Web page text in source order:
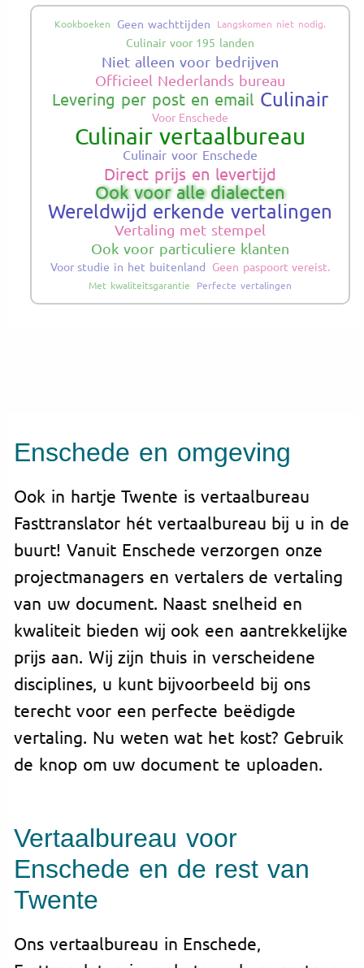
Kookboeken Geen wachttijden Langskomen niet nodig.
Culinair voor 195 landen
Niet alleen voor bedrijven
Officieel Nederlands bureau
Levering per post en email Culinair
Voor Enschede
Culinair vertaalbureau
Culinair voor Enschede
Direct prijs en levertijd
Ook voor alle dialecten
Wereldwijd erkende vertalingen
Vertaling met stempel
Ook voor particuliere klanten
Voor studie in het buitenland Geen paspoort vereist.
Met kwaliteitsgarantie Perfecte vertalingen
Enschede en omgeving
Ook in hartje Twente is vertaalbureau
Fasttranslator hét vertaalbureau bij u in de
buurt! Vanuit Enschede verzorgen onze
projectmanagers en vertalers de vertaling
van uw document. Naast snelheid en
kwaliteit bieden wij ook een aantrekkelijke
prijs aan. Wij zijn thuis in verscheidene
disciplines, u kunt bijvoorbeeld bij ons
terecht voor een perfecte beëdigde
vertaling. Nu weten wat het kost? Gebruik
de knop om uw document te uploaden.
Vertaalbureau voor
Enschede en de rest van
Twente
Ons vertaalbureau in Enschede,